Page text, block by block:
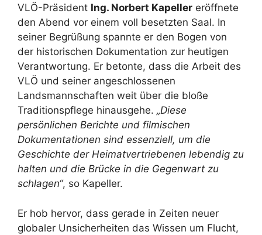
VLÖ-Präsident Ing. Norbert Kapeller eröffnete
den Abend vor einem voll besetzten Saal. In
seiner Begrüßung spannte er den Bogen von
der historischen Dokumentation zur heutigen
Verantwortung. Er betonte, dass die Arbeit des
VLÖ und seiner angeschlossenen
Landsmannschaften weit über die bloße
Traditionspflege hinausgehe. „Diese
persönlichen Berichte und filmischen
Dokumentationen sind essenziell, um die
Geschichte der Heimatvertriebenen lebendig zu
halten und die Brücke in die Gegenwart zu
schlagen“, so Kapeller.
Er hob hervor, dass gerade in Zeiten neuer
globaler Unsicherheiten das Wissen um Flucht,